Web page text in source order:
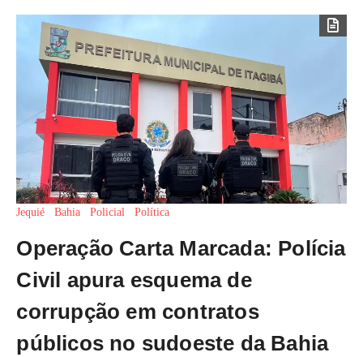
Jequié Bahia Policial Política
Operação Carta Marcada: Polícia
Civil apura esquema de
corrupção em contratos
públicos no sudoeste da Bahia